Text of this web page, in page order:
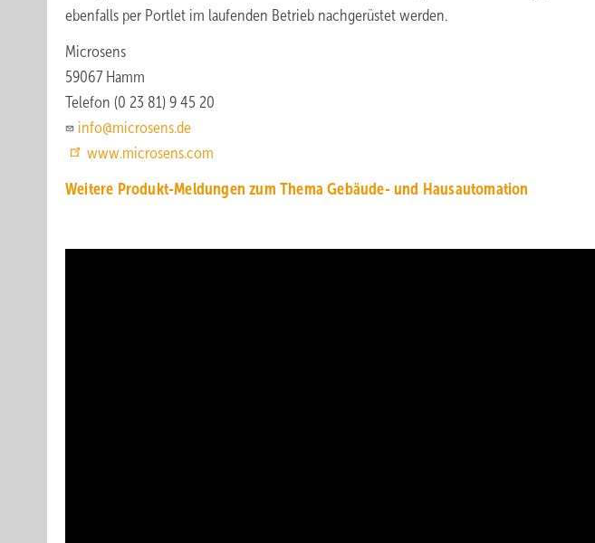
ebenfalls per Portlet im laufenden Betrieb nachgerüstet werden.
Microsens
59067 Hamm
Telefon (0 23 81) 9 45 20
info@microsens.de
www.microsens.com
Weitere Produkt-Meldungen zum Thema Gebäude- und Hausautomation